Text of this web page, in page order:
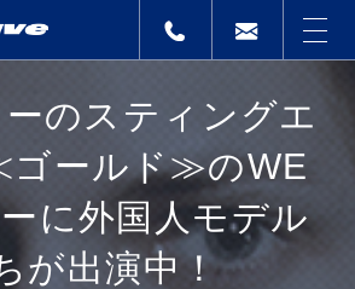
のスティングエ
ールド≫のWE
に外国人モデル
が出演中！